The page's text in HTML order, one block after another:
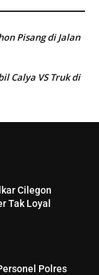
Pisang di Jalan
Calya VS Truk di
Cilegon
Tak Loyal
Polres